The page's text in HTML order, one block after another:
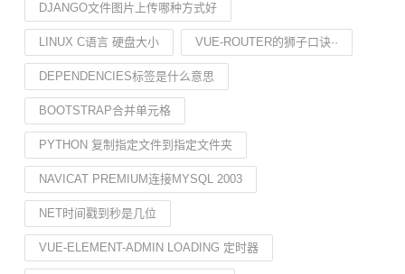
DJANGO文件图片上传哪种方式好
LINUX C语言 硬盘大小 VUE-ROUTER的狮子口诀··
DEPENDENCIES标签是什么意思
BOOTSTRAP合并单元格
PYTHON 复制指定文件到指定文件夹
NAVICAT PREMIUM连接MYSQL 2003
NET时间戳到秒是几位
VUE-ELEMENT-ADMIN LOADING 定时器